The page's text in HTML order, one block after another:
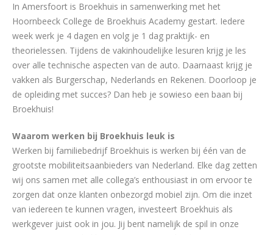
In Amersfoort is Broekhuis in samenwerking met het
Hoornbeeck College de Broekhuis Academy gestart. Iedere
week werk je 4 dagen en volg je 1 dag praktijk- en
theorielessen. Tijdens de vakinhoudelijke lesuren krijg je les
over alle technische aspecten van de auto. Daarnaast krijg je
vakken als Burgerschap, Nederlands en Rekenen. Doorloop je
de opleiding met succes? Dan heb je sowieso een baan bij
Broekhuis!
Waarom werken bij Broekhuis leuk is
Werken bij familiebedrijf Broekhuis is werken bij één van de
grootste mobiliteitsaanbieders van Nederland. Elke dag zetten
wij ons samen met alle collega’s enthousiast in om ervoor te
zorgen dat onze klanten onbezorgd mobiel zijn. Om die inzet
van iedereen te kunnen vragen, investeert Broekhuis als
werkgever juist ook in jou. Jij bent namelijk de spil in onze